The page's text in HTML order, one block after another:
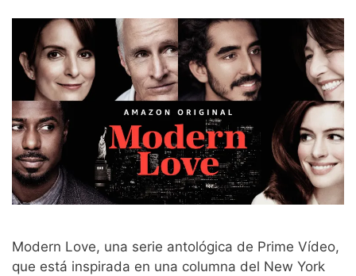
Modern Love, una serie antológica de Prime Vídeo,
que está inspirada en una columna del New York